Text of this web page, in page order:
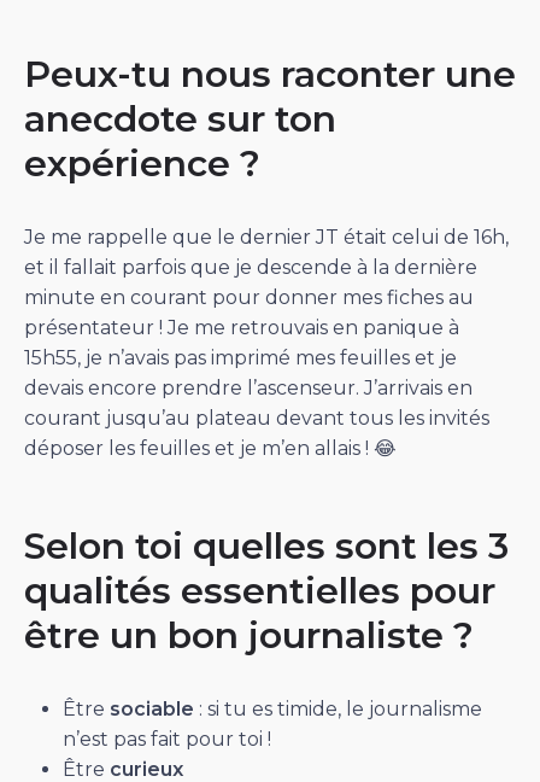
Peux-tu nous raconter une
anecdote sur ton
expérience ?
Je me rappelle que le dernier JT était celui de 16h,
et il fallait parfois que je descende à la dernière
minute en courant pour donner mes fiches au
présentateur ! Je me retrouvais en panique à
15h55, je n’avais pas imprimé mes feuilles et je
devais encore prendre l’ascenseur. J’arrivais en
courant jusqu’au plateau devant tous les invités
déposer les feuilles et je m’en allais ! 😂
Selon toi quelles sont les 3
qualités essentielles pour
être un bon journaliste ?
Être sociable : si tu es timide, le journalisme
n’est pas fait pour toi !
Être curieux